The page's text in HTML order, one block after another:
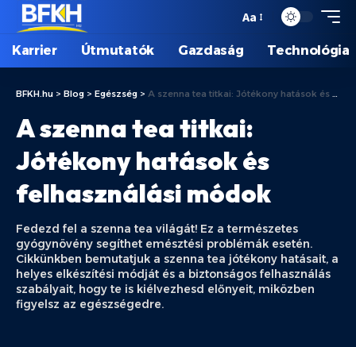
Aa
Karrier Útmutatók Gazdaság Technológia
BFKH.hu > Blog > Egészség > A szenna tea titkai: Jótékony hatások és felhasználási módok
A szenna tea titkai:
Jótékony hatások és
felhasználási módok
Fedezd fel a szenna tea világát! Ez a természetes
gyógynövény segíthet emésztési problémák esetén.
Cikkünkben bemutatjuk a szenna tea jótékony hatásait, a
helyes elkészítési módját és a biztonságos felhasználás
szabályait, hogy te is kiélvezhesd előnyeit, miközben
figyelsz az egészségedre.